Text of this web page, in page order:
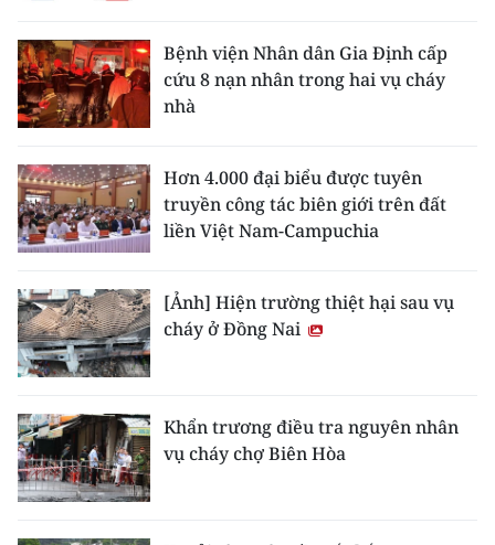
Bệnh viện Nhân dân Gia Định cấp
cứu 8 nạn nhân trong hai vụ cháy
nhà
Hơn 4.000 đại biểu được tuyên
truyền công tác biên giới trên đất
liền Việt Nam-Campuchia
[Ảnh] Hiện trường thiệt hại sau vụ
cháy ở Đồng Nai
Khẩn trương điều tra nguyên nhân
vụ cháy chợ Biên Hòa